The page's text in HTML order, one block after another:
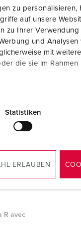
zu personalisieren,
auf unsere
zu Ihrer Verwendung
und Analysen
mit
die sie im Rahmen
Statistiken
ERLAUBEN
R avec
R avec